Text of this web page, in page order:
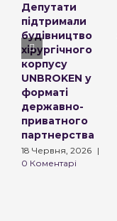
Депутати
підтримали
будівництво
хірургічного
корпусу
UNBROKEN у
форматі
державно-
приватного
партнерства
18 Червня, 2026 |
0 Коментарі